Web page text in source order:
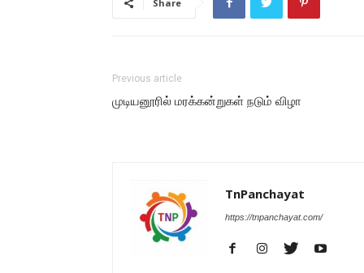
Share
Previous article
முடியனூரில் மரக்கன்றுகள் நடும் விழா
TnPanchayat
https://tnpanchayat.com/